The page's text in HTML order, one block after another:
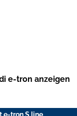
e-tron anzeigen
e-tron S line